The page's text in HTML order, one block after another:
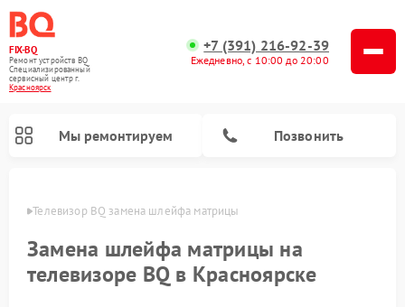
FIX-BQ
Ремонт устройств BQ
Специализированный
cервисный центр г.
Красноярск
+7 (391) 216-92-39
Ежедневно, с 10:00 до 20:00
Мы ремонтируем Позвонить
Телевизор BQ замена шлейфа матрицы
Замена шлейфа матрицы на
телевизоре BQ в Красноярске